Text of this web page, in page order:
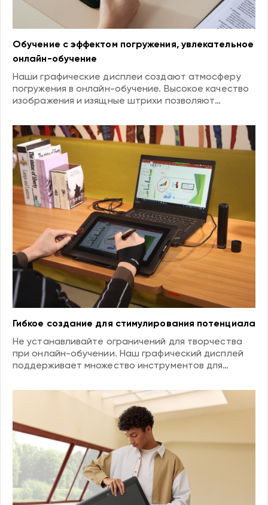
Обучение с эффектом погружения, увлекательное
онлайн-обучение
Наши графические дисплеи создают атмосферу
погружения в онлайн-обучение. Высокое качество
изображения и изящные штрихи позволяют
Интерактивное обучение стимулирует интерес к
обучению и делает онлайн-обучение
плодотворным.
Гибкое создание для стимулирования потенциала
Не устанавливайте ограничений для творчества
при онлайн-обучении. Наш графический дисплей
поддерживает множество инструментов для
рисовать вне класса. Будь то задание по дизайну
или личный проект, с ним легко справиться и
развить неограниченный потенциал.